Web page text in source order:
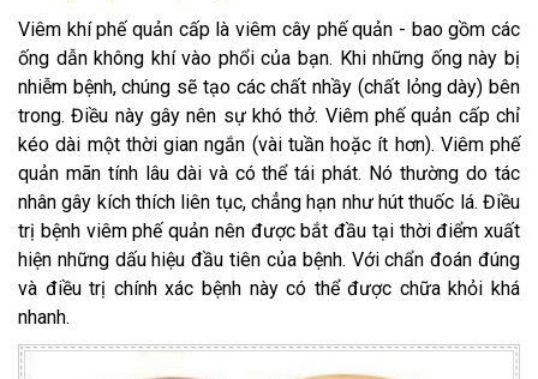
Viêm khí phế quản cấp là viêm cây phế quản - bao gồm các
ống dẫn không khí vào phổi của bạn. Khi những ống này bị
nhiễm bệnh, chúng sẽ tạo các chất nhầy (chất lỏng dày) bên
trong. Điều này gây nên sự khó thở. Viêm phế quản cấp chỉ
kéo dài một thời gian ngắn (vài tuần hoặc ít hơn). Viêm phế
quản mãn tính lâu dài và có thể tái phát. Nó thường do tác
nhân gây kích thích liên tục, chẳng hạn như hút thuốc lá. Điều
trị bệnh viêm phế quản nên được bắt đầu tại thời điểm xuất
hiện những dấu hiệu đầu tiên của bệnh. Với chẩn đoán đúng
và điều trị chính xác bệnh này có thể được chữa khỏi khá
nhanh.